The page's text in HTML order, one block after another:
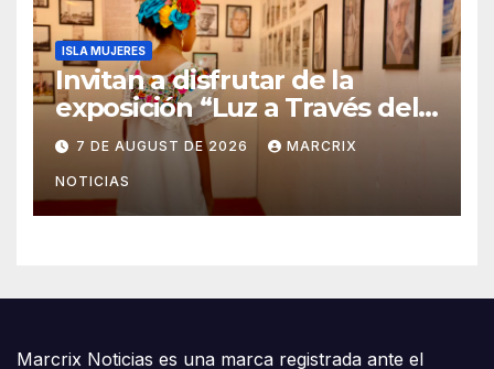
ISLA MUJERES
Invitan a disfrutar de la
exposición “Luz a Través del
Tiempo” en Isla Mujeres
7 DE AUGUST DE 2026 MARCRIX
NOTICIAS
Marcrix Noticias es una marca registrada ante el